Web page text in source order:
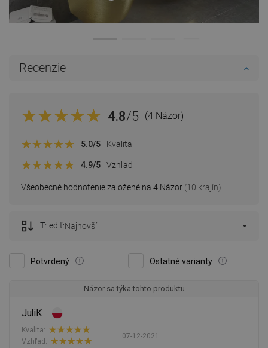
Recenzie
4.8/5 (4 Názor)
Všeobecné hodnotenie založené na 4 Názor (10 krajín)
5.0/5 Kvalita
4.9/5 Vzhľad
Potvrdený Ostatné varianty
Triediť:Najnovší
Názor sa týka tohto produktu
JuliK
07-12-2021
Kvalita:
Vzhľad: